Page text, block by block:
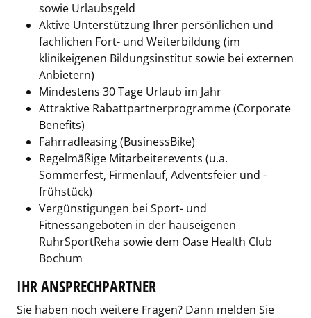
sowie Urlaubsgeld
Aktive Unterstützung Ihrer persönlichen und
fachlichen Fort- und Weiterbildung (im
klinikeigenen Bildungsinstitut sowie bei externen
Anbietern)
Mindestens 30 Tage Urlaub im Jahr
Attraktive Rabattpartnerprogramme (Corporate
Benefits)
Fahrradleasing (BusinessBike)
Regelmäßige Mitarbeiterevents (u.a.
Sommerfest, Firmenlauf, Adventsfeier und -
frühstück)
Vergünstigungen bei Sport- und
Fitnessangeboten in der hauseigenen
RuhrSportReha sowie dem Oase Health Club
Bochum
IHR ANSPRECHPARTNER
Sie haben noch weitere Fragen? Dann melden Sie